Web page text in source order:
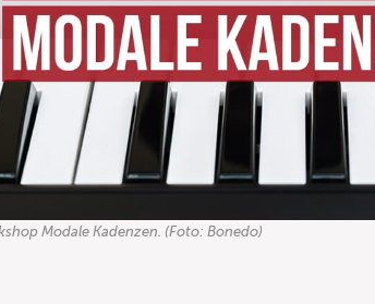
Modale Kadenzen. (Foto: Bonedo)